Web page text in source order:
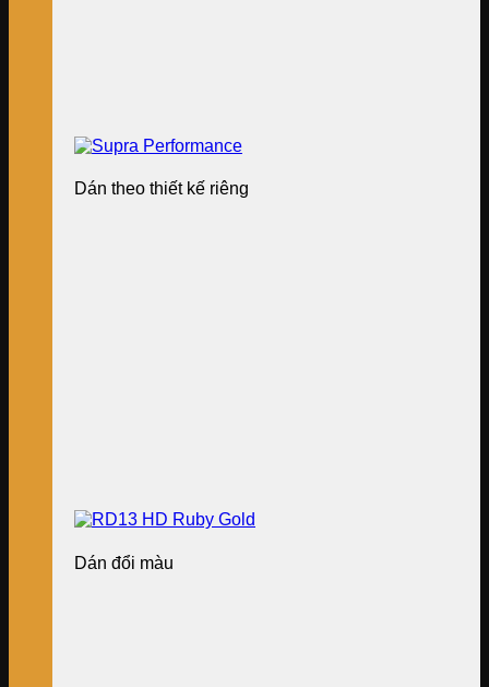
Dán theo thiết kế riêng
Dán đổi màu